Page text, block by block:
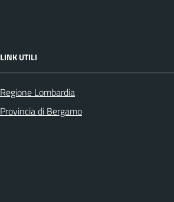
LINK UTILI
Regione Lombardia
Provincia di Bergamo